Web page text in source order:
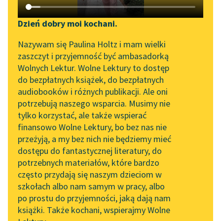
Katalog DAISY
Podkasty o książkach
Zgłoś brak utworu
Aktualności
„Prokurator Alicja Horn”
do słuchania
Byliśmy częścią AI Impact
Lab
Zapraszamy na spotkanie
online z tłumaczkami
literatury skandynawskiej
Spotkanie z Katarzyną
Tunkiel w Oslo
102. lata temu zmarł
Joseph Conrad
Narzędzia
Mapa Wolnych Lektur
Leśmianator
Przewodnik dla piszących i
czytających
API
OAI-PMH
Widget Wolnych Lektur
Przypisy
Dzień dobry moi kochani.
Nazywam się Paulina Holtz i mam wielki
zaszczyt i przyjemność być ambasadorką
Wolnych Lektur. Wolne Lektury to dostęp
do bezpłatnych książek, do bezpłatnych
audiobooków i różnych publikacji. Ale oni
potrzebują naszego wsparcia. Musimy nie
tylko korzystać, ale także wspierać
finansowo Wolne Lektury, bo bez nas nie
przeżyją, a my bez nich nie będziemy mieć
dostępu do fantastycznej literatury, do
potrzebnych materiałów, które bardzo
często przydają się naszym dzieciom w
szkołach albo nam samym w pracy, albo
po prostu do przyjemności, jaką dają nam
książki. Także kochani, wspierajmy Wolne
Poezje dla dzieci do lat 7, część I
Książeczka
W polu (Pójdziemy w pole, w ranny
czas...)
pobierz książkę
czytaj online